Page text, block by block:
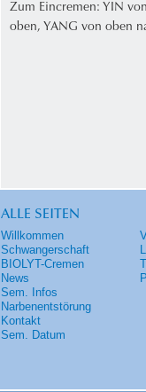
Zum Eincremen: YIN
oben, YANG von oben
ALLE SEITEN
Willkommen
Schwangerschaft
BIOLYT-Cremen
News
Sem. Infos
Narbenentstörung
Kontakt
Sem. Datum